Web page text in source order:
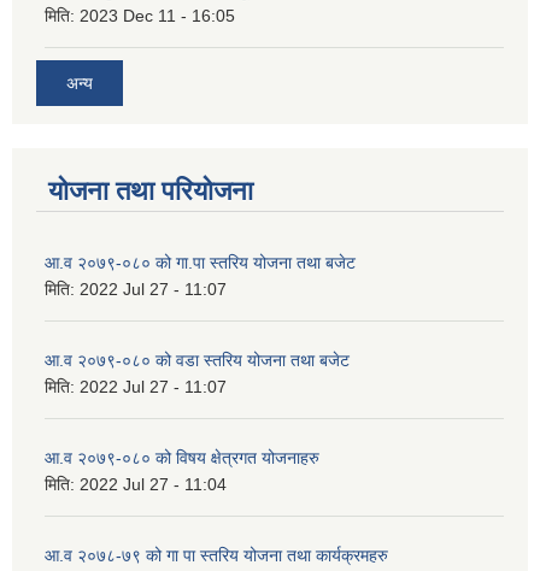
मिति: 2023 Dec 11 - 16:05
अन्य
योजना तथा परियोजना
आ.व २०७९-०८० को गा.पा स्तरिय योजना तथा बजेट
मिति: 2022 Jul 27 - 11:07
आ.व २०७९-०८० को वडा स्तरिय योजना तथा बजेट
मिति: 2022 Jul 27 - 11:07
आ.व २०७९-०८० को विषय क्षेत्रगत योजनाहरु
मिति: 2022 Jul 27 - 11:04
आ.व २०७८-७९ को गा पा स्तरिय योजना तथा कार्यक्रमहरु